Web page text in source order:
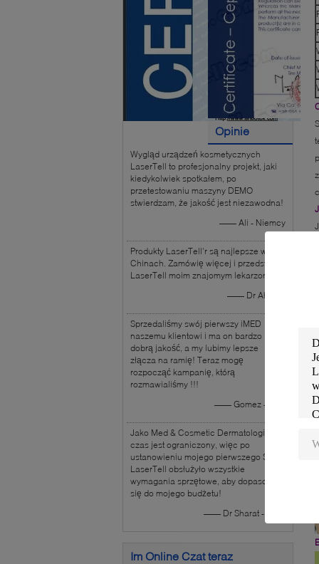
Opinie
klientów
Wygląd urządzeń kosmetycznych
LaserTell to profesjonalny projekt, jaki
kiedykolwiek spotkałem, po
przetestowaniu maszyny DEMO
stwierdzam, że jakość jest niezawodna!
—— Ali - Niemcy
Produkty LaserTell'r są najlepsze w
Chinach. Zamówię więcej i przedstawię
LaserTell moim znajomym lekarzom.
—— Dr Ahmed
Sprzedaliśmy swój pierwszy iMED
naszemu klientowi i ma on bardzo
dobrą jakość, a my lubimy lepsze
złącza na ramię! Teraz mogę
rozpocząć kampanię, którą
rozmawialiśmy !!!
—— Gomez - USA
Jako Med & Cosmetic Dermatologist,
czas jest ograniczony, więc po
ustanowieniu mojego pierwszego Spa,
LaserTell obsłużyło wszystkie
wymagania sprzętowe, aby dopasować
się do mojego budżetu!
—— Dr Sharat - Indie
Im Online Czat teraz